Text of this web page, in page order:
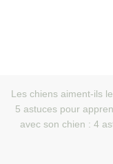
Les chiens aiment-ils
5 astuces pour
avec son chien : 4